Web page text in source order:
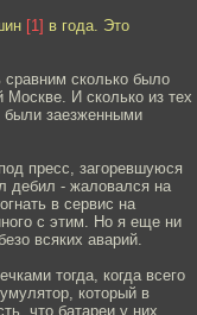
[1] в года. Это
сравним сколько было
И сколько из тех
были заезженными
пресс, загоревшуюся
дебил - жаловался на
в сервис на
с этим. Но я еще ни
всяких аварий.
тогда, когда всего
который в
что батареи у них